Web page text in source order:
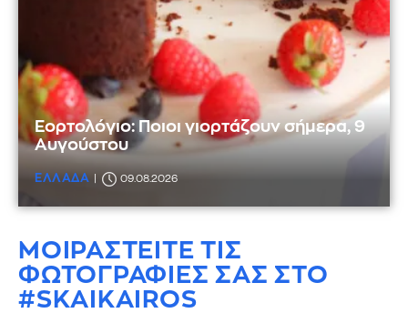
Εορτολόγιο: Ποιοι γιορτάζουν σήμερα, 9
Αυγούστου
ΕΛΛΑΔΑ 09.08.2026
ΜΟΙΡΑΣΤΕΙΤΕ ΤΙΣ
ΦΩΤΟΓΡΑΦΙΕΣ ΣΑΣ ΣΤΟ
#SKAIKAIROS